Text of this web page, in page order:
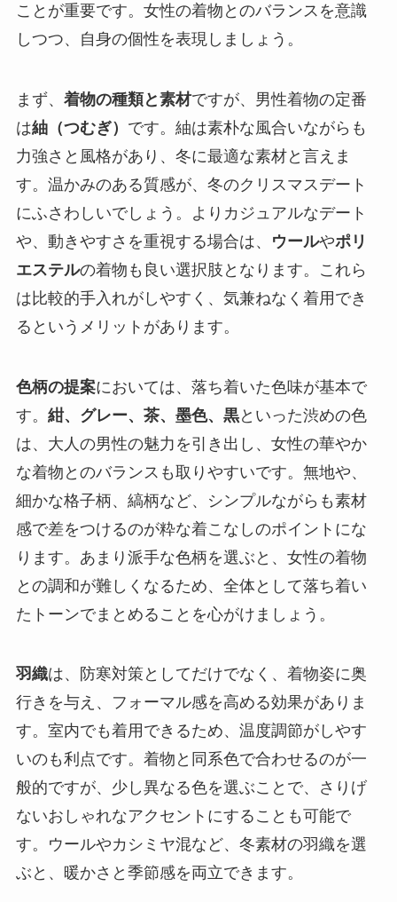
ことが重要です。女性の着物とのバランスを意識
しつつ、自身の個性を表現しましょう。
まず、 着物の種類と素材ですが、男性着物の定番
は紬（つむぎ） です。紬は素朴な風合いながらも
力強さと風格があり、冬に最適な素材と言えま
す。温かみのある質感が、冬のクリスマスデート
にふさわしいでしょう。よりカジュアルなデート
や、動きやすさを重視する場合は、
ウールやポリ
エステルの着物も良い選択肢となります。これら
は比較的手入れがしやすく、気兼ねなく着用でき
るというメリットがあります。
色柄の提案においては、落ち着いた色味が基本で
す。 紺、グレー、茶、墨色、黒といった渋めの色
は、大人の男性の魅力を引き出し、女性の華やか
な着物とのバランスも取りやすいです。無地や、
細かな格子柄、縞柄など、シンプルながらも素材
感で差をつけるのが粋な着こなしのポイントにな
ります。あまり派手な色柄を選ぶと、女性の着物
との調和が難しくなるため、全体として落ち着い
たトーンでまとめることを心がけましょう。
羽織は、防寒対策としてだけでなく、着物姿に奥
行きを与え、フォーマル感を高める効果がありま
す。室内でも着用できるため、温度調節がしやす
いのも利点です。着物と同系色で合わせるのが一
般的ですが、少し異なる色を選ぶことで、さりげ
ないおしゃれなアクセントにすることも可能で
す。ウールやカシミヤ混など、冬素材の羽織を選
ぶと、暖かさと季節感を両立できます。